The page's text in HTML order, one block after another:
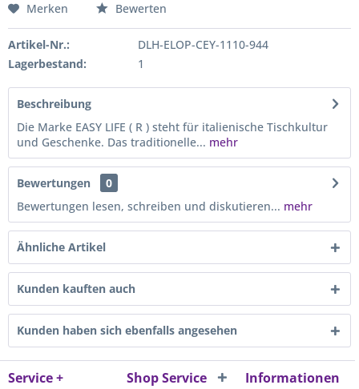
Merken Bewerten
Artikel-Nr.:
DLH-ELOP-CEY-1110-944
Lagerbestand:
1
Beschreibung
Die Marke EASY LIFE ( R ) steht für italienische Tischkultur
und Geschenke. Das traditionelle... mehr
Bewertungen
0
Bewertungen lesen, schreiben und diskutieren... mehr
Ähnliche Artikel
Kunden kauften auch
Kunden haben sich ebenfalls angesehen
Service +
Shop Service Informationen